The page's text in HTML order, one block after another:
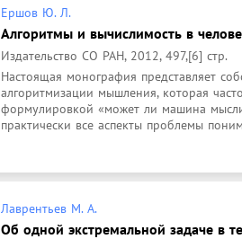
Ершов Ю. Л.
Алгоритмы и вычислимость в
Издательство СО РАН, 2012, 497,[6] стр.
Настоящая монография представляет
алгоритмизации мышления, которая
формулировкой «может ли машина
практически все аспекты проблемы
Лаврентьев М. А.
Об одной экстремальной задаче в